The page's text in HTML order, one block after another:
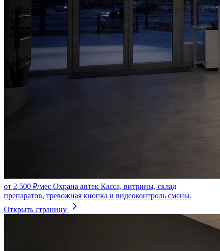
от 2 500 ₽/мес Охрана аптек Касса, витрины, склад
препаратов, тревожная кнопка и видеоконтроль смены.
Открыть страницу